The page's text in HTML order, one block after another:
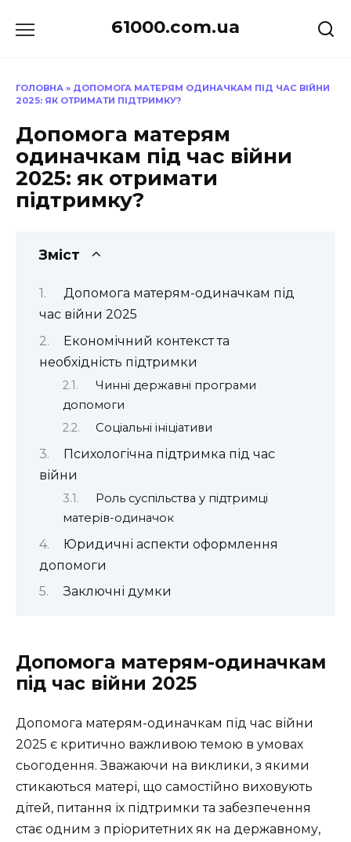
до
61000.com.ua
ГОЛОВНА » ДОПОМОГА МАТЕРЯМ ОДИНАЧКАМ ПІД ЧАС ВІЙНИ
2025: ЯК ОТРИМАТИ ПІДТРИМКУ?
Допомога матерям
одиначкам під час війни
2025: як отримати
підтримку?
Зміст
Допомога матерям-одиначкам під
час війни 2025
Економічний контекст та
необхідність підтримки
Чинні державні програми
допомоги
Соціальні ініціативи
Психологічна підтримка під час
війни
Роль суспільства у підтримці
матерів-одиначок
Юридичні аспекти оформлення
допомоги
Заключні думки
Допомога матерям-одиначкам
під час війни 2025
Допомога матерям-одиначкам під час війни
2025 є критично важливою темою в умовах
сьогодення. Зважаючи на виклики, з якими
стикаються матері, що самостійно виховують
дітей, питання їх підтримки та забезпечення
стає одним з пріоритетних як на державному,